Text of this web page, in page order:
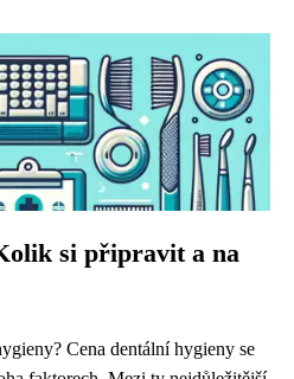
si připravit a na
Cena dentální hygieny se